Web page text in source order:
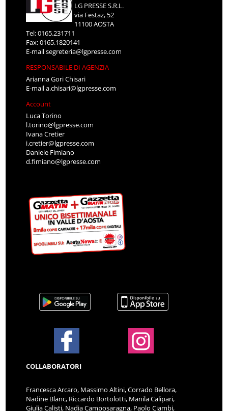
LG PRESSE S.R.L.
via Festaz, 52
11100 AOSTA
Tel: 0165.231711
Fax: 0165.1820141
E-mailsegreteria@lgpresse.com
RESPONSABILE DI AGENZIA
Arianna Gori Chisari
E-maila.chisari@lgpresse.com
Account
Luca Torino
l.torino@lgpresse.com
Ivana Cretier
i.cretier@lgpresse.com
Daniele Fimiano
d.fimiano@lgpresse.com
COLLABORATORI
Francesca Arcaro, Massimo Altini, Corrado Bellora,
Nadine Blanc, Riccardo Bortolotti, Manila Calipari,
Giulia Calisti, Nadia Camposaragna, Paolo Ciambi,